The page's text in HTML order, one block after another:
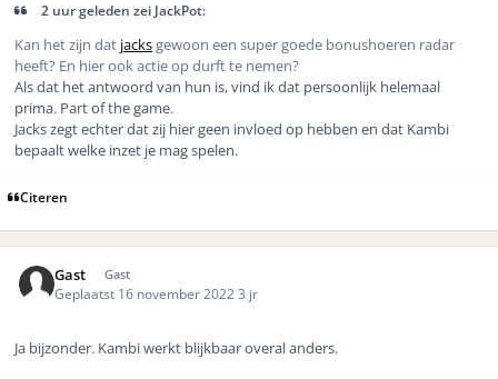
2 uur geleden zei JackPot:
Kan het zijn dat jacksgewoon een super goede bonushoeren radar
heeft? En hier ook actie op durft te nemen?
Als dat het antwoord van hun is, vind ik dat persoonlijk helemaal
prima. Part of the game.
Jacks zegt echter dat zij hier geen invloed op hebben en dat Kambi
bepaalt welke inzet je mag spelen.
Citeren
Gast Gast
Geplaatst 16 november 2022 3 jr
Ja bijzonder. Kambi werkt blijkbaar overal anders.